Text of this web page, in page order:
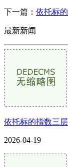
下一篇： 依托标
最新新闻
依托标的指数三层
2026-04-19